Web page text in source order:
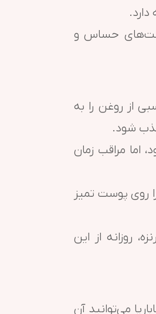
حساس و
از روغن را به
شود.
اما مراقب زمان
روی پوست تمیز
روزانه از این
می‌توانید آن